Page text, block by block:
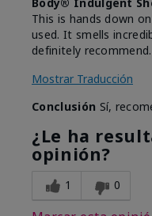
This is hands down
used. It smells
definitely recommend.
Mostrar Traducción
Conclusión Sí,
¿Le ha
opinión?
1 0